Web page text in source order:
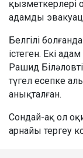
қызметкерлері
адамды
Белгілі
істеген. Екі
Рашид
түгел есепке
анықталған.
Сондай-ақ ол
арнайы тергеу